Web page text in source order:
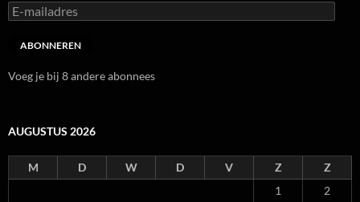
E-
mailadres
ABONNEREN
Voeg je bij 8 andere abonnees
AUGUSTUS 2026
M D W D V Z
Z
1
2